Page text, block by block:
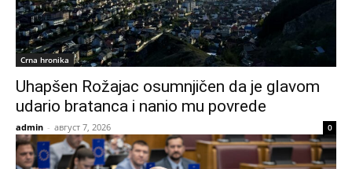
Crna hronika
Uhapšen Rožajac osumnjičen da je glavom
udario bratanca i nanio mu povrede
admin - август 7, 2026 0